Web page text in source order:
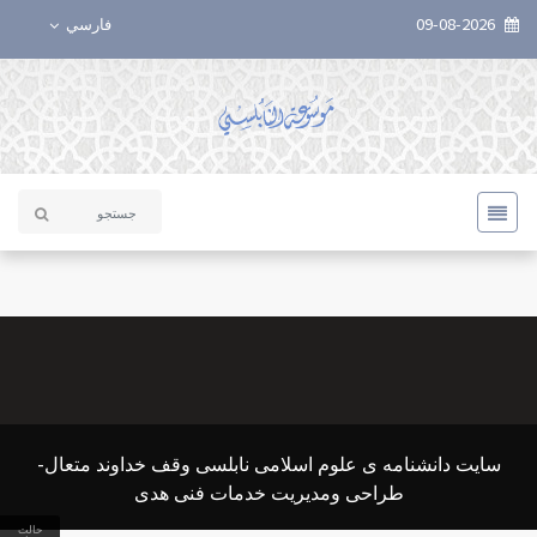
حالت
فارسي
سایت دانشنامه ی علوم اسلامی نابلسی وقف خداوند متعال-
طراحی ومدیریت خدمات فنی هدی